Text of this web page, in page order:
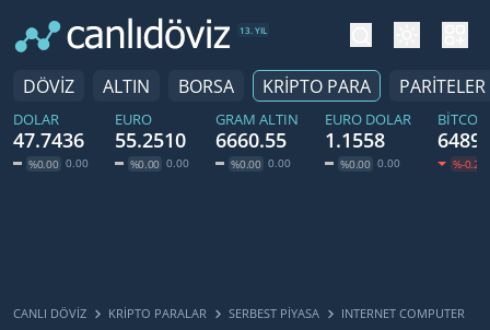
13. YIL
DÖVİZ ALTIN BORSA KRİPTO PARA PARİTELER
DOLAR
47.7436
%0.00 0.00
EURO
55.2510
%0.00 0.00
GRAM ALTIN
6660.55
%0.00 0.00
EURO DOLAR
1.1558
%0.00 0.00 %-0.20
CANLI DÖVİZ KRIPTO PARALAR SERBEST PIYASA INTERNET COMPUTER